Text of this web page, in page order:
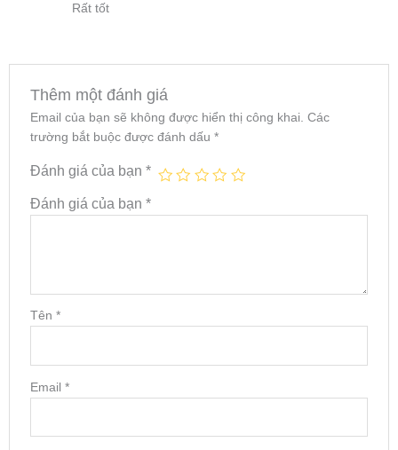
Rất tốt
Thêm một đánh giá
Email của bạn sẽ không được hiển thị công khai. Các
trường bắt buộc được đánh dấu *
Đánh giá của bạn *
Đánh giá của bạn *
Tên *
Email *